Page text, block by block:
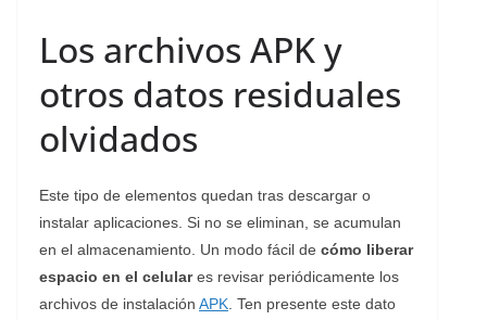
Los archivos APK y
otros datos residuales
olvidados
Este tipo de elementos quedan tras descargar o
instalar aplicaciones. Si no se eliminan, se acumulan
en el almacenamiento. Un modo fácil de cómo liberar
espacio en el celulares revisar periódicamente los
archivos de instalación APK . Ten presente este dato